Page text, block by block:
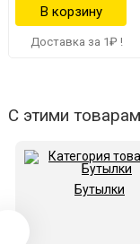
Доставка за 1₽ !
С этими
Бутылки